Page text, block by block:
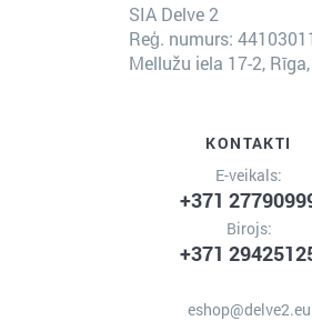
SIA Delve 2
Reģ. numurs:
Mellužu iela 17-2,
KONTAKTI
E-veikals:
+371
Birojs:
+371
eshop@delve2.eu